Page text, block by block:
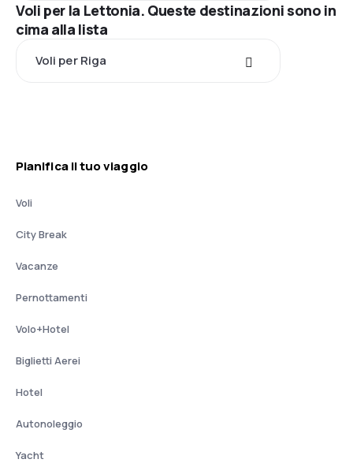
Voli per la Lettonia. Queste destinazioni sono in
cima alla lista
Voli per Riga
Pianifica il tuo viaggio
Voli
City Break
Vacanze
Pernottamenti
Volo+Hotel
Biglietti Aerei
Hotel
Autonoleggio
Yacht